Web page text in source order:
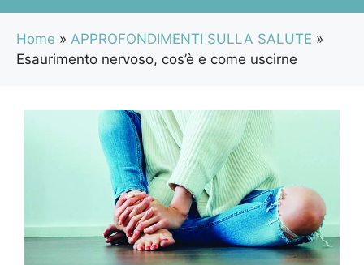
Home » APPROFONDIMENTI SULLA SALUTE »
Esaurimento nervoso, cos’è e come uscirne